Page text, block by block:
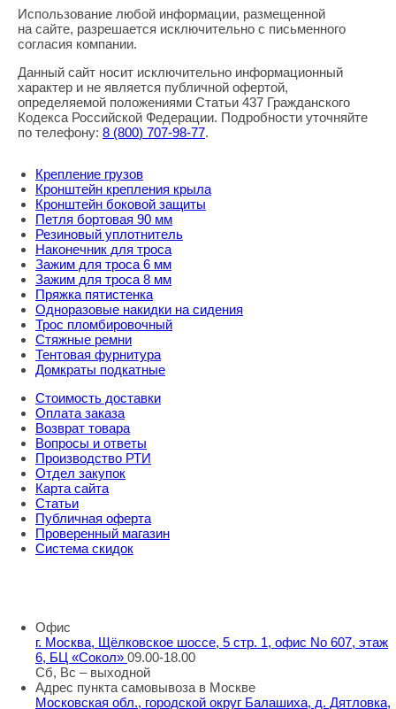
Правовая информация
Использование любой информации, размещенной
на сайте, разрешается исключительно с письменного
согласия компании.
Данный сайт носит исключительно информационный
характер и не является публичной офертой,
определяемой положениями Статьи 437 Гражданского
Кодекса Российской Федерации. Подробности уточняйте
по телефону: 8 (800) 707-98-77.
Крепление грузов
Кронштейн крепления крыла
Кронштейн боковой защиты
Петля бортовая 90 мм
Резиновый уплотнитель
Наконечник для троса
Зажим для троса 6 мм
Зажим для троса 8 мм
Пряжка пятистенка
Одноразовые накидки на сидения
Трос пломбировочный
Стяжные ремни
Тентовая фурнитура
Домкраты подкатные
Стоимость доставки
Оплата заказа
Возврат товара
Вопросы и ответы
Производство РТИ
Отдел закупок
Карта сайта
Статьи
Публичная оферта
Проверенный магазин
Система скидок
Офис
г. Москва, Щёлковское шоссе, 5 стр. 1, офис No 607, этаж
6, БЦ «Сокол» 09.00-18.00
Сб, Вс – выходной
Адрес пункта самовывоза в Москве
Московская обл., городской округ Балашиха, д. Дятловка,